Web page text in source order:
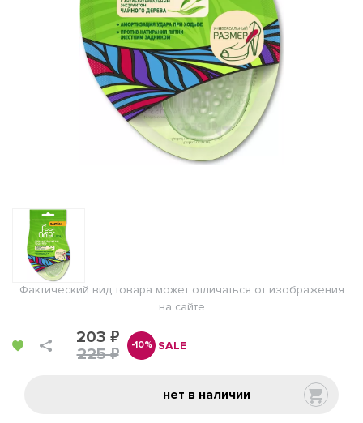
Фактический вид товара может отличаться от изображения
на сайте
203 ₽
225 ₽
-10% SALE
нет в наличии